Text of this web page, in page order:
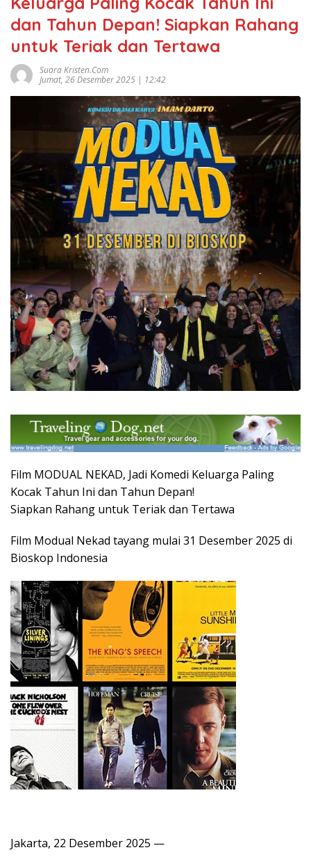
dan Tahun Depan! Siapkan Rahang
untuk Teriak dan Tertawa
Suara Kristen.com
Jumat, 26 Desember 2025 | 12:42
Film MODUAL NEKAD, Jadi Komedi Keluarga Paling
Kocak Tahun Ini dan Tahun Depan!
Siapkan Rahang untuk Teriak dan Tertawa
Film Modual Nekad tayang mulai 31 Desember 2025 di
Bioskop Indonesia
Jakarta, 22 Desember 2025 —